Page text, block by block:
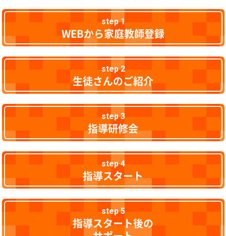
step 1
WEBから家庭教師登録
step 2
生徒さんのご紹介
step 3
指導研修会
step 4
指導スタート
step 5
指導スタート後の